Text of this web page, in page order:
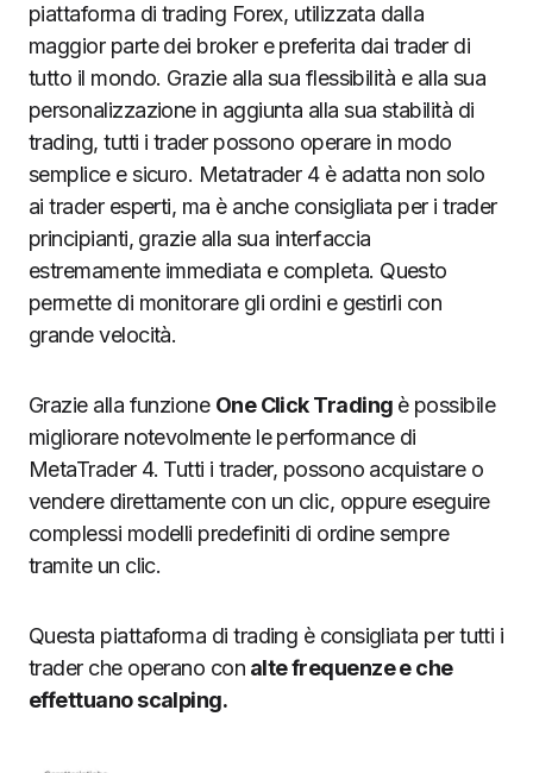
piattaforma di trading Forex, utilizzata dalla
maggior parte dei broker e preferita dai trader di
tutto il mondo. Grazie alla sua flessibilità e alla sua
personalizzazione in aggiunta alla sua stabilità di
trading, tutti i trader possono operare in modo
semplice e sicuro. Metatrader 4 è adatta non solo
ai trader esperti, ma è anche consigliata per i trader
principianti, grazie alla sua interfaccia
estremamente immediata e completa. Questo
permette di monitorare gli ordini e gestirli con
grande velocità.
Grazie alla funzione One Click Trading è possibile
migliorare notevolmente le performance di
MetaTrader 4. Tutti i trader, possono acquistare o
vendere direttamente con un clic, oppure eseguire
complessi modelli predefiniti di ordine sempre
tramite un clic.
Questa piattaforma di trading è consigliata per tutti i
trader che operano con alte frequenze e che
effettuano scalping.